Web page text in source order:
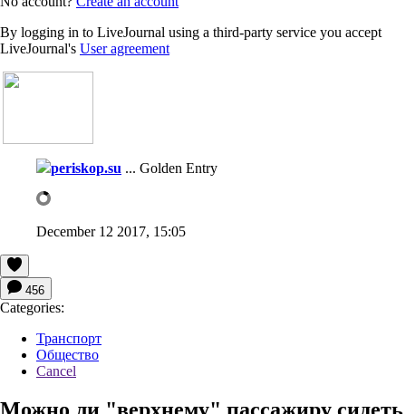
By logging in to LiveJournal using a third-party service you accept
LiveJournal's User agreement
periskop.su ... Golden Entry
December 12 2017, 15:05
456
Categories:
Транспорт
Общество
Cancel
Можно ли "верхнему" пассажиру сидеть